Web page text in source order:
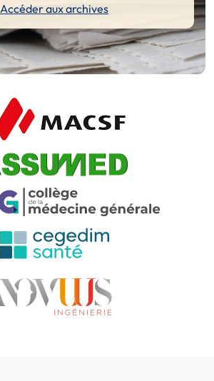
Accéder aux archives